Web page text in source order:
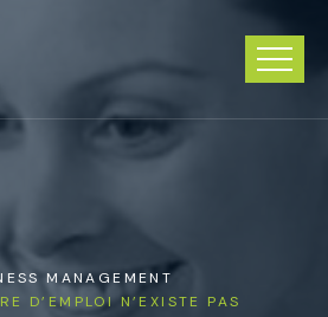
MANAGEMENT
D’EMPLOI N’EXISTE PAS